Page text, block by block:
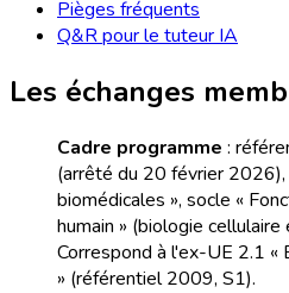
Pièges fréquents
Q&R pour le tuteur IA
Les échanges
Cadre programme :
(arrêté du 20 février 2026),
biomédicales », socle «
humain » (biologie cellulaire
Correspond à l'ex-UE 2.1 «
» (référentiel 2009, S1).